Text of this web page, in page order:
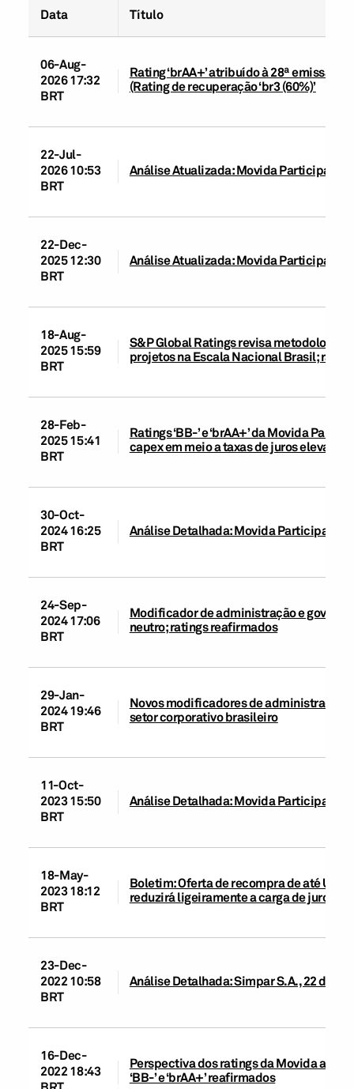
Data Título
06-Aug-
2026 17:32
BRT
Rating ‘brAA+’ atribuído à 28ª emissão
(Rating de recuperação ‘br3 (60%)’
22-Jul-
2026 10:53
BRT
Análise Atualizada: Movida
22-Dec-
2025 12:30
BRT
Análise Atualizada: Movida
18-Aug-
2025 15:59
BRT
S&P Global Ratings revisa
projetos na Escala Nacional Brasil;
28-Feb-
2025 15:41
BRT
Ratings ‘BB-’ e ‘brAA+’ da Movida
capex em meio a taxas de juros
30-Oct-
2024 16:25
BRT
Análise Detalhada: Movida
24-Sep-
2024 17:06
BRT
Modificador de administração e
neutro; ratings reafirmados
29-Jan-
2024 19:46
BRT
Novos modificadores de administração
setor corporativo brasileiro
11-Oct-
2023 15:50
BRT
Análise Detalhada: Movida
18-May-
2023 18:12
BRT
Boletim: Oferta de recompra de até
reduzirá ligeiramente a carga de juros
23-Dec-
2022 10:58
BRT
Análise Detalhada: Simpar S.A., 22 de
16-Dec-
2022 18:43
Perspectiva dos ratings da Movida
‘BB-’ e ‘brAA+’ reafirmados